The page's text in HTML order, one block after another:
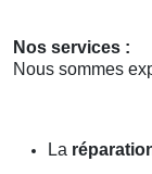
Nos services :
Nous sommes
La